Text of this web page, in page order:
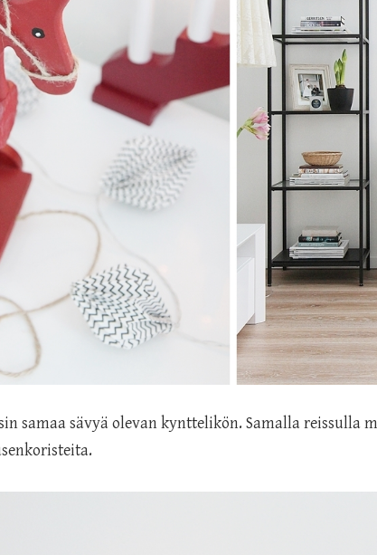
samaa sävyä olevan kynttelikön. Samalla reissulla